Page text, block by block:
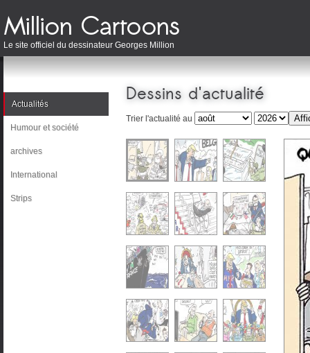
Le site officiel du dessinateur Georges Million
Actualités
Humour et société
archives
International
Strips
Dessins d'actualité
Trier l'actualité au